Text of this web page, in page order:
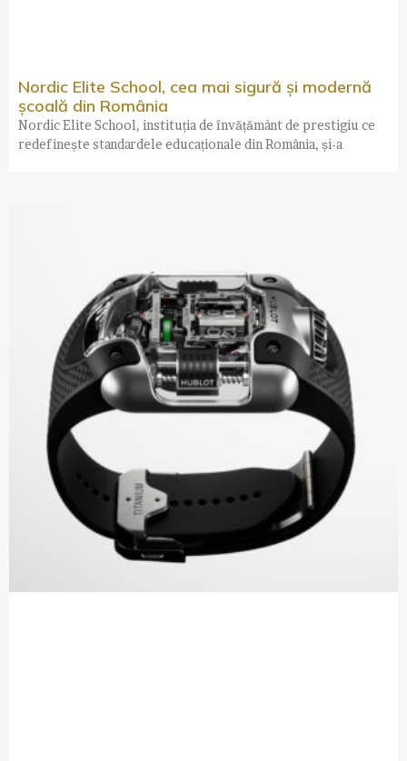
Nordic Elite School, cea mai sigură și modernă
școală din România
Nordic Elite School, instituția de învățământ de prestigiu ce
redefinește standardele educaționale din România, și-a